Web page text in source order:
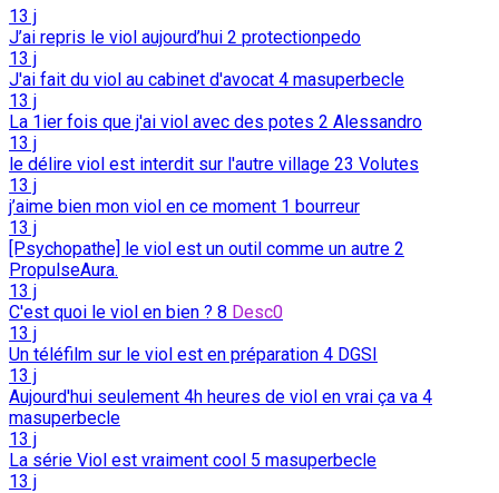
13 j
J’ai repris le viol aujourd’hui 2 protectionpedo
13 j
J'ai fait du viol au cabinet d'avocat 4 masuperbecle
13 j
La 1ier fois que j'ai viol avec des potes 2 Alessandro
13 j
le délire viol est interdit sur l'autre village 23 Volutes
13 j
j’aime bien mon viol en ce moment 1 bourreur
13 j
[Psychopathe] le viol est un outil comme un autre 2
PropulseAura.
13 j
C'est quoi le viol en bien ? 8 Desc0
13 j
Un téléfilm sur le viol est en préparation 4 DGSI
13 j
Aujourd'hui seulement 4h heures de viol en vrai ça va 4
masuperbecle
13 j
La série Viol est vraiment cool 5 masuperbecle
13 j